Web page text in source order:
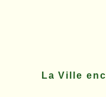
La Ville